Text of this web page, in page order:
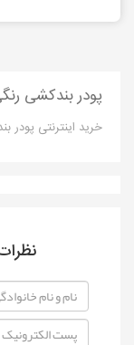
پودر بندکشی رنگی